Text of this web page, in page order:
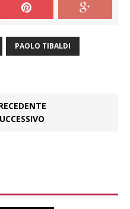
PAOLO TIBALDI